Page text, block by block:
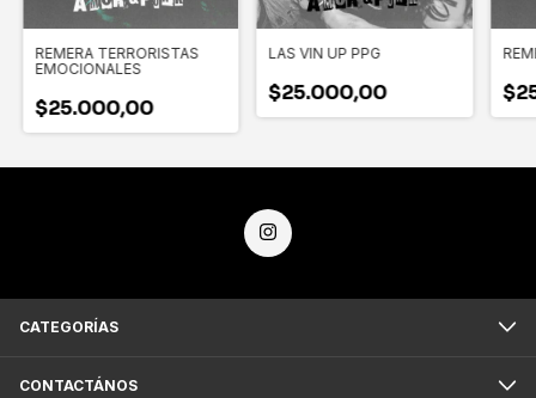
REMERA TERRORISTAS
EMOCIONALES
$25.000,00
LAS VIN UP PPG
$25.000,00
CATEGORÍAS
CONTACTÁNOS